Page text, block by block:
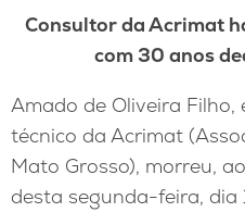
Consultor da Acrimat
com 30 anos
Amado de Oliveira
técnico da Acrimat
Mato Grosso), morreu,
desta segunda-feira, dia